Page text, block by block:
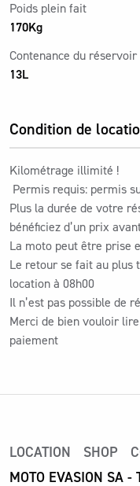
Poids plein fait
170Kg
Contenance du réservoir
13L
Condition de
Kilométrage illimité !
Permis requis: permis
Plus la durée de votre
bénéficiez d’un prix
La moto peut être prise
Le retour se fait au plus
location à 08h00
Il n’est pas possible de
Merci de bien vouloir
paiement
LOCATION SHOP
MOTO EVASION SA